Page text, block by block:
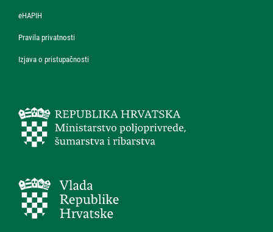
eHAPIH
Pravila privatnosti
Izjava o pristupačnosti